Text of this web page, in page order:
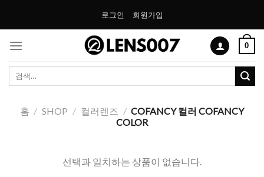
로그인 회원가입
0
색:
홈 / SHOP / 컬러렌즈 / COFANCY 컬러 COFANCY
COLOR
선택과 일치하는 상품이 없습니다.